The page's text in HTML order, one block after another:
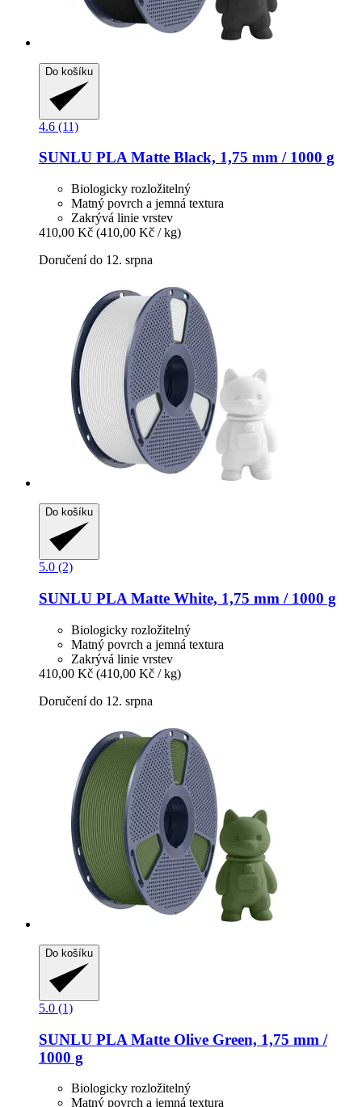
Do košíku
4.6 (11)
SUNLU PLA Matte Black, 1,75 mm / 1000 g
Biologicky rozložitelný
Matný povrch a jemná textura
Zakrývá linie vrstev
410,00 Kč (410,00 Kč / kg)
Doručení do 12. srpna
Do košíku
5.0 (2)
SUNLU PLA Matte White, 1,75 mm / 1000 g
Biologicky rozložitelný
Matný povrch a jemná textura
Zakrývá linie vrstev
410,00 Kč (410,00 Kč / kg)
Doručení do 12. srpna
Do košíku
5.0 (1)
SUNLU PLA Matte Olive Green, 1,75 mm /
1000 g
Biologicky rozložitelný
Matný povrch a jemná textura